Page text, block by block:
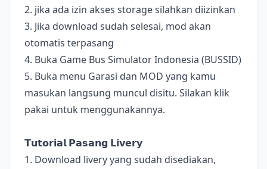
2. jika ada izin akses storage silahkan diizinkan
3. Jika download sudah selesai, mod akan
otomatis terpasang
4. Buka Game Bus Simulator Indonesia (BUSSID)
5. Buka menu Garasi dan MOD yang kamu
masukan langsung muncul disitu. Silakan klik
pakai untuk menggunakannya.
𝗧𝘂𝘁𝗼𝗿𝗶𝗮𝗹 𝗣𝗮𝘀𝗮𝗻𝗴 𝗟𝗶𝘃𝗲𝗿𝘆
1. Download livery yang sudah disediakan,